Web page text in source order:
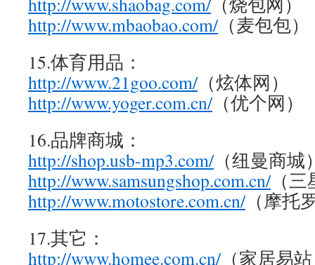
http://www.mbaobao.com/（麦包包）
15.体育用品：
http://www.21goo.com/（炫体网）
http://www.yoger.com.cn/（优个网）
16.品牌商城：
http://shop.usb-mp3.com/（纽曼商城
http://www.samsungshop.com.cn/（三
http://www.motostore.com.cn/（摩托
17.其它：
http://www.homee.com.cn/（家居易